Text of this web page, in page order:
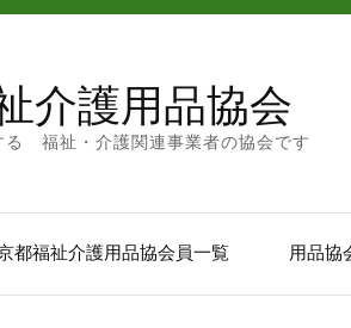
介護用品協会
る 福祉・介護関連事業者の協会です
都福祉介護用品協会員一覧 用品協